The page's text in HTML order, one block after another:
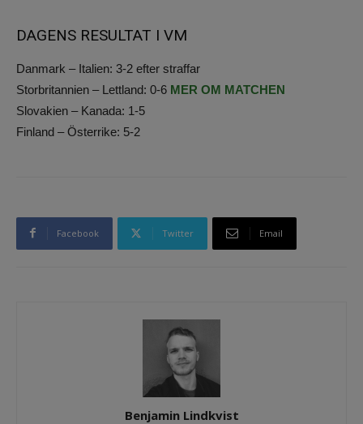
DAGENS RESULTAT I VM
Danmark – Italien: 3-2 efter straffar
Storbritannien – Lettland: 0-6 MER OM MATCHEN
Slovakien – Kanada: 1-5
Finland – Österrike: 5-2
Facebook Twitter Email
Benjamin Lindkvist